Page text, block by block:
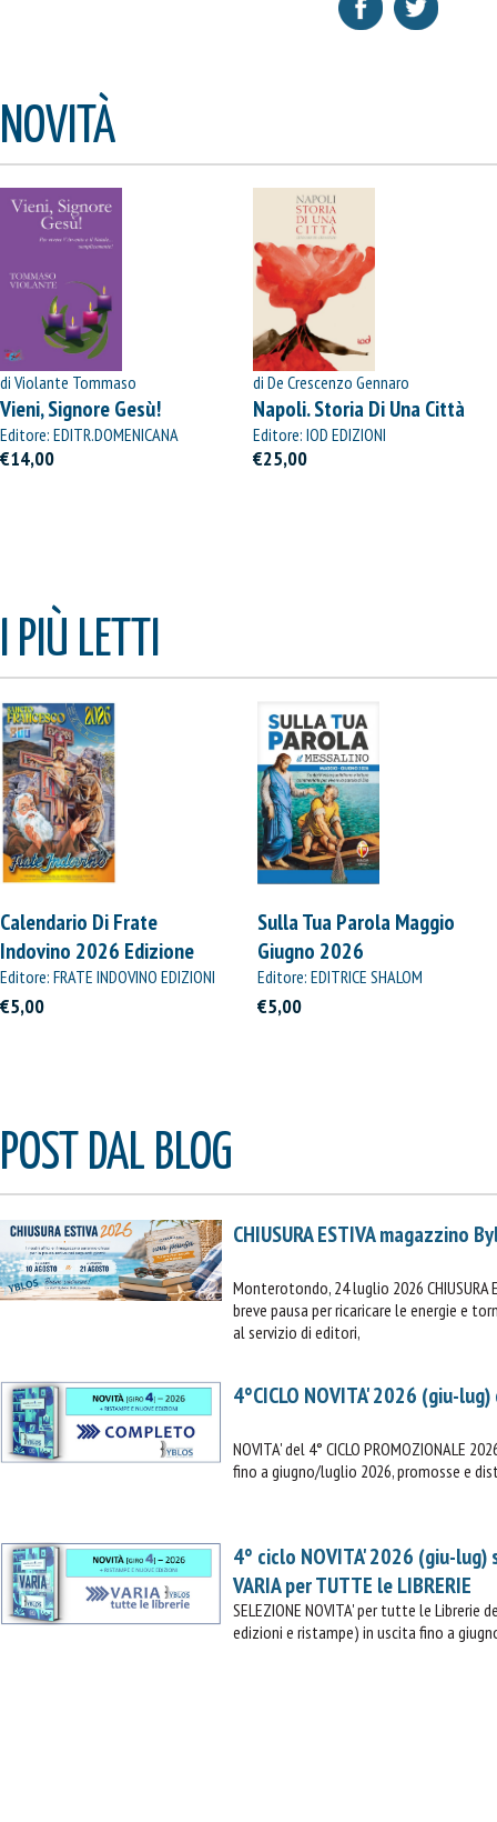
NOVITÀ
di Violante Tommaso
Vieni, Signore Gesù!
Editore: EDITR.DOMENICANA
ITALIANA
€14,00
di De Crescenzo Gennaro
Napoli. Storia Di Una Città
Editore: IOD EDIZIONI
€25,00
I PIÙ LETTI
Calendario Di Frate
Indovino 2026 Edizione
Straordinaria
Editore: FRATE INDOVINO EDIZIONI
€5,00
Sulla Tua Parola Maggio
Giugno 2026
Editore: EDITRICE SHALOM
€5,00
POST DAL BLOG
CHIUSURA ESTIVA magazzino
Monterotondo, 24 luglio 2026 CHIUSURA
breve pausa per ricaricare le energie e
al servizio di editori,
4°CICLO NOVITA' 2026 (giu-
NOVITA' del 4° CICLO PROMOZIONALE
fino a giugno/luglio 2026, promosse e
4° ciclo NOVITA' 2026 (giu-lug)
VARIA per TUTTE le LIBRERIE
SELEZIONE NOVITA' per tutte le Librerie
edizioni e ristampe) in uscita fino a
IL MIO CARRELLO
Codice:
Confezione da
Quantità:
CONTINUA GLI ACQUISTI
VAI AL CARRELLO
PROCEDI E PAGA